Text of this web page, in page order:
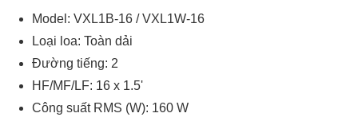
Model: VXL1B-16 / VXL1W-16
Loại loa: Toàn dải
Đường tiếng: 2
HF/MF/LF: 16 x 1.5'
Công suất RMS (W): 160 W